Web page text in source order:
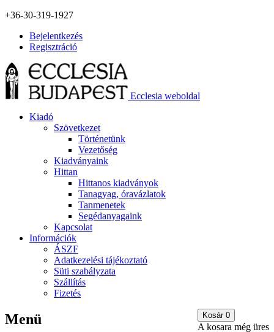
+36-30-319-1927
Bejelentkezés
Regisztráció
Ecclesia weboldal
Kiadó
Szövetkezet
Történetünk
Vezetőség
Kiadványaink
Hittan
Hittanos kiadványok
Tanagyag, óravázlatok
Tanmenetek
Segédanyagaink
Kapcsolat
Információk
ÁSZF
Adatkezelési tájékoztató
Süti szabályzata
Szállítás
Fizetés
Kosár 0
A kosara még üres
Menü